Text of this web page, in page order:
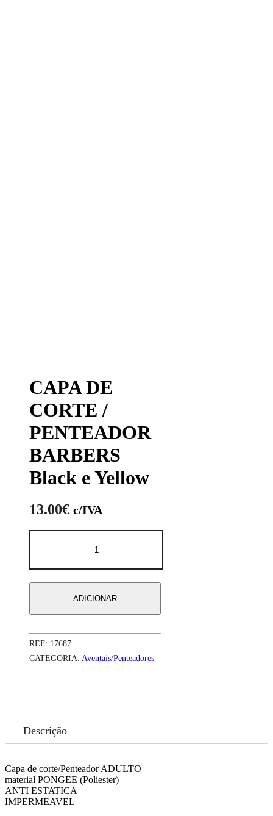
CAPA DE
CORTE /
PENTEADOR
BARBERS
Black e Yellow
13.00€ c/IVA
de
DE
PENTEADOR
BARBERS
e
ADICIONAR
REF: 17687
CATEGORIA: Aventais/Penteadores
Descrição
Capa de corte/Penteador ADULTO –
material PONGEE (Poliester)
ANTI ESTATICA –
IMPERMEAVEL